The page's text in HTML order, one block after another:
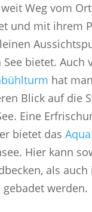
Weg vom
und mit ihrem
See bietet. Auch
hat
Blick auf die
Eine
bietet das
Hier kann
als auch
gebadet werden.